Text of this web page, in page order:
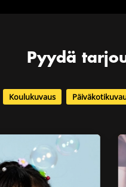
Pyydä
Koulukuvaus